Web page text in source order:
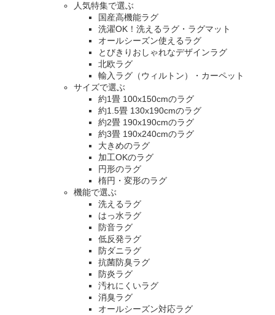
人気特集で選ぶ
国産高機能ラグ
洗濯OK！洗えるラグ・ラグマット
オールシーズン使えるラグ
とびきりおしゃれなデザインラグ
北欧ラグ
輸入ラグ（ウィルトン）・カーペット
サイズで選ぶ
約1畳 100x150cmのラグ
約1.5畳 130x190cmのラグ
約2畳 190x190cmのラグ
約3畳 190x240cmのラグ
大きめのラグ
加工OKのラグ
円形のラグ
楕円・変形のラグ
機能で選ぶ
洗えるラグ
はっ水ラグ
防音ラグ
低反発ラグ
防ダニラグ
抗菌防臭ラグ
防炎ラグ
汚れにくいラグ
消臭ラグ
オールシーズン対応ラグ